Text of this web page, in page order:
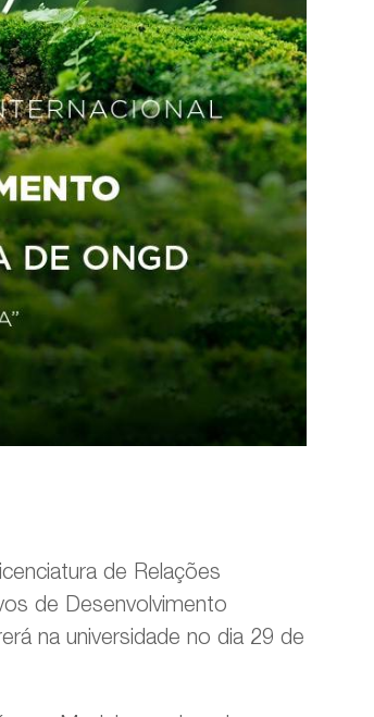
de Relações
de Desenvolvimento
na universidade no dia 29 de